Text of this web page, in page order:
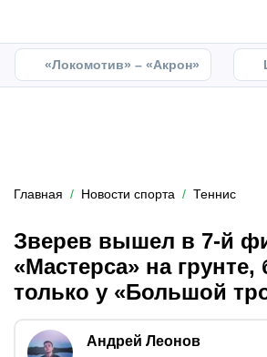
«Локомотив» – «Акрон»
Главная Новости спорта Теннис
Зверев вышел в 7-й
«Мастерса» на
только у «Большой
Андрей Леонов